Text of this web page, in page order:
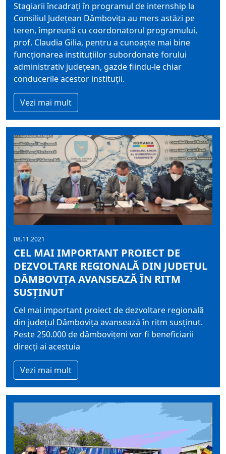
Stagiarii încadrați în programul de internship la
Consiliul Judeţean Dâmboviţa au mers astăzi pe
teren, împreună cu coordonatorul programului,
prof. Claudia Gilia, pentru a cunoaște mai bine
funcționarea instituțiilor subordonate forului
administrativ județean, gazde fiindu-le chiar
conducerile acestor instituții.
Vezi mai mult
08.11.2021
CEL MAI IMPORTANT PROIECT DE
DEZVOLTARE REGIONALĂ DIN JUDEȚUL
DÂMBOVIȚA AVANSEAZĂ ÎN RITM
SUSȚINUT
Cel mai important proiect de dezvoltare regională
din județul Dâmbovița avansează în ritm susținut.
Peste 250.000 de dâmbovițeni vor fi beneficiarii
direcți ai acestuia
Vezi mai mult